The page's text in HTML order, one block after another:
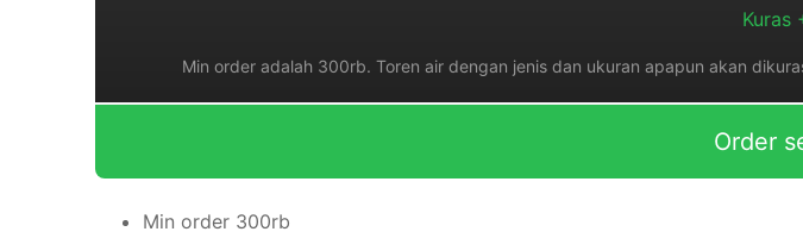
Kuras
Min order adalah 300rb. Toren air dengan jenis dan ukuran apapun akan
Order
Min order 300rb